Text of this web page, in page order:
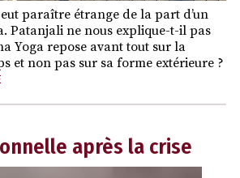
paraître étrange de la part d’un
Patanjali ne nous explique-t-il pas
Yoga repose avant tout sur la
et non pas sur sa forme extérieure ?
après la crise